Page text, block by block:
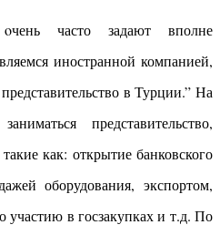
часто задают вполне
иностранной компанией,
в Турции.” На
представительство,
как: открытие банковского
оборудования, экспортом,
в госзакупках и т.д. По